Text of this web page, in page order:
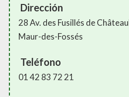
Dirección
28 Av. des Fusillés de
Maur-des-Fossés
Teléfono
01 42 83 72 21